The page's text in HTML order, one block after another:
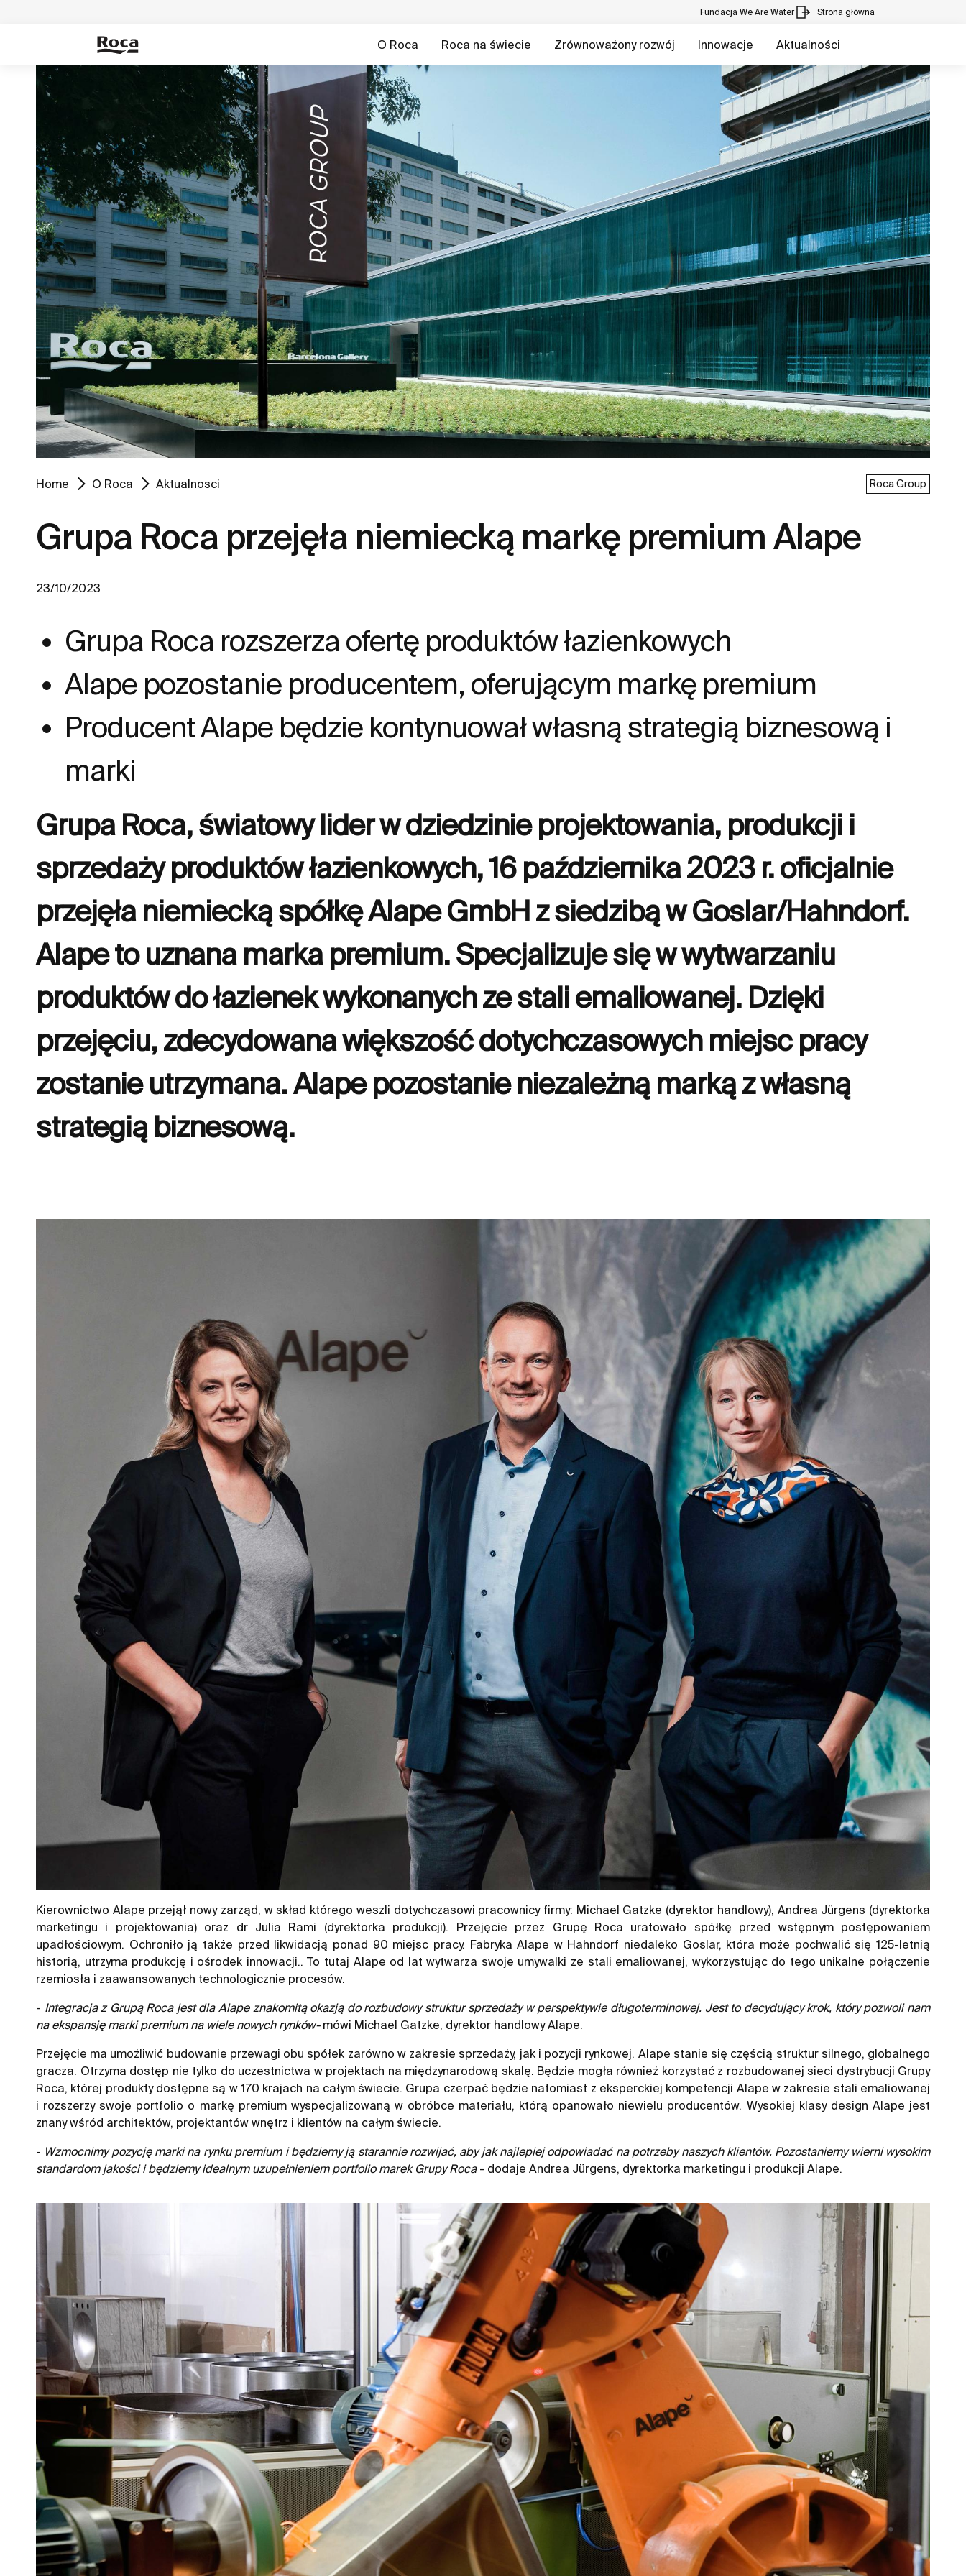
Fundacja We Are Water Strona główna
O Roca Roca na świecie Zrównoważony rozwój Innowacje Aktualności
Home O Roca Aktualnosci Roca Group
Grupa Roca przejęła niemiecką markę premium Alape
23/10/2023
Grupa Roca rozszerza ofertę produktów łazienkowych
Alape pozostanie producentem, oferującym markę premium
Producent Alape będzie kontynuował własną strategią biznesową i
marki
Grupa Roca, światowy lider w dziedzinie projektowania, produkcji i
sprzedaży produktów łazienkowych, 16 października 2023 r. oficjalnie
przejęła niemiecką spółkę Alape GmbH z siedzibą w Goslar/Hahndorf.
Alape to uznana marka premium. Specjalizuje się w wytwarzaniu
produktów do łazienek wykonanych ze stali emaliowanej. Dzięki
przejęciu, zdecydowana większość dotychczasowych miejsc pracy
zostanie utrzymana. Alape pozostanie niezależną marką z własną
strategią biznesową.
Kierownictwo Alape przejął nowy zarząd, w skład którego weszli dotychczasowi pracownicy firmy: Michael Gatzke (dyrektor handlowy), Andrea Jürgens (dyrektorka
marketingu i projektowania) oraz dr Julia Rami (dyrektorka produkcji). Przejęcie przez Grupę Roca uratowało spółkę przed wstępnym postępowaniem
upadłościowym. Ochroniło ją także przed likwidacją ponad 90 miejsc pracy. Fabryka Alape w Hahndorf niedaleko Goslar, która może pochwalić się 125-letnią
historią, utrzyma produkcję i ośrodek innowacji.. To tutaj Alape od lat wytwarza swoje umywalki ze stali emaliowanej, wykorzystując do tego unikalne połączenie
rzemiosła i zaawansowanych technologicznie procesów.
- Integracja z Grupą Roca jest dla Alape znakomitą okazją do rozbudowy struktur sprzedaży w perspektywie długoterminowej. Jest to decydujący krok, który pozwoli nam
na ekspansję marki premium na wiele nowych rynków-mówi Michael Gatzke, dyrektor handlowy Alape.
Przejęcie ma umożliwić budowanie przewagi obu spółek zarówno w zakresie sprzedaży, jak i pozycji rynkowej. Alape stanie się częścią struktur silnego, globalnego
gracza. Otrzyma dostęp nie tylko do uczestnictwa w projektach na międzynarodową skalę. Będzie mogła również korzystać z rozbudowanej sieci dystrybucji Grupy
Roca, której produkty dostępne są w 170 krajach na całym świecie. Grupa czerpać będzie natomiast z eksperckiej kompetencji Alape w zakresie stali emaliowanej
i rozszerzy swoje portfolio o markę premium wyspecjalizowaną w obróbce materiału, którą opanowało niewielu producentów. Wysokiej klasy design Alape jest
znany wśród architektów, projektantów wnętrz i klientów na całym świecie.
- Wzmocnimy pozycję marki na rynku premium i będziemy ją starannie rozwijać, aby jak najlepiej odpowiadać na potrzeby naszych klientów. Pozostaniemy wierni wysokim
standardom jakości i będziemy idealnym uzupełnieniem portfolio marek Grupy Roca - dodaje Andrea Jürgens, dyrektorka marketingu i produkcji Alape.